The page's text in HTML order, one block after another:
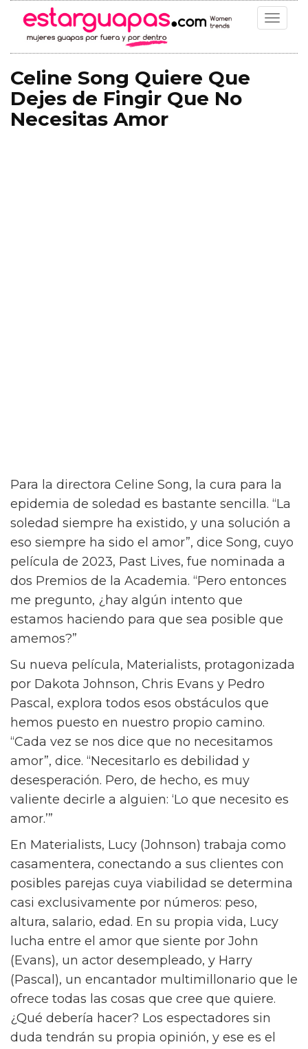
Toggle
Celine Song Quiere Que
Dejes de Fingir Que No
Necesitas Amor
Para la directora Celine Song, la cura para la
epidemia de soledad es bastante sencilla. “La
soledad siempre ha existido, y una solución a
eso siempre ha sido el amor”, dice Song, cuyo
película de 2023, Past Lives, fue nominada a
dos Premios de la Academia. “Pero entonces
me pregunto, ¿hay algún intento que
estamos haciendo para que sea posible que
amemos?”
Su nueva película, Materialists, protagonizada
por Dakota Johnson, Chris Evans y Pedro
Pascal, explora todos esos obstáculos que
hemos puesto en nuestro propio camino.
“Cada vez se nos dice que no necesitamos
amor”, dice. “Necesitarlo es debilidad y
desesperación. Pero, de hecho, es muy
valiente decirle a alguien: ‘Lo que necesito es
amor.’”